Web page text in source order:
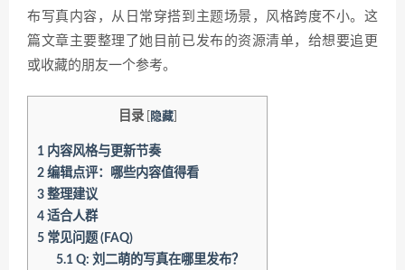
布写真内容，从日常穿搭到主题场景，风格跨度不小。这
篇文章主要整理了她目前已发布的资源清单，给想要追更
或收藏的朋友一个参考。
目录 隐藏]
1 内容风格与更新节奏
2 编辑点评：哪些内容值得看
3 整理建议
4 适合人群
5 常见问题 (FAQ)
5.1 Q: 刘二萌的写真在哪里发布？